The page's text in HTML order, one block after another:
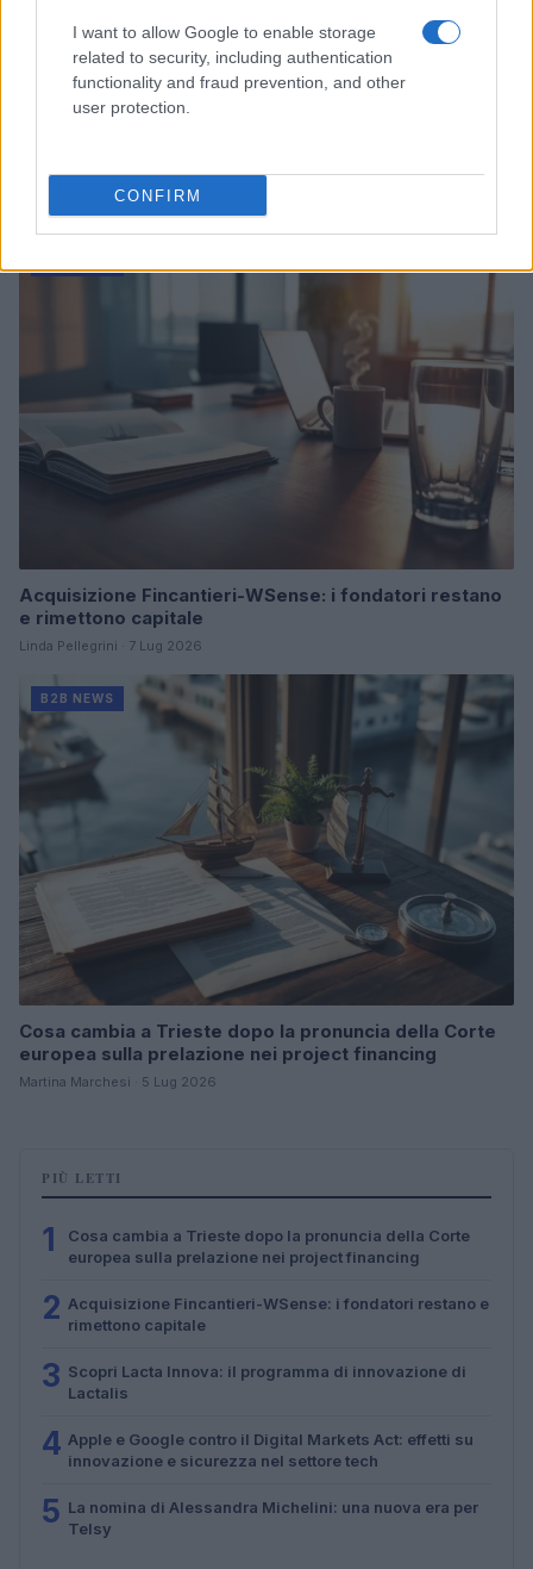
I want to allow Google to enable storage
related to security, including authentication
functionality and fraud prevention, and other
user protection.
CONFIRM
donatori
Martina Marchesi · 10 Lug 2026
Acquisizione Fincantieri-WSense: i fondatori restano
e rimettono capitale
Linda Pellegrini · 7 Lug 2026
B2B NEWS
Cosa cambia a Trieste dopo la pronuncia della Corte
europea sulla prelazione nei project financing
Martina Marchesi · 5 Lug 2026
PIÙ LETTI
1
Cosa cambia a Trieste dopo la pronuncia della Corte
europea sulla prelazione nei project financing
2 Acquisizione Fincantieri-WSense: i fondatori restano e
rimettono capitale
3 Scopri Lacta Innova: il programma di innovazione di
Lactalis
4 Apple e Google contro il Digital Markets Act: effetti su
innovazione e sicurezza nel settore tech
5 La nomina di Alessandra Michelini: una nuova era per
Telsy